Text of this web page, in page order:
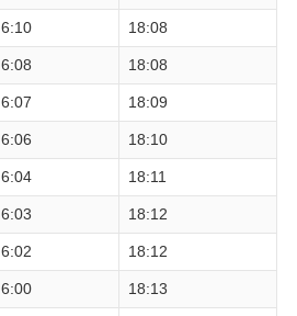
6:10 18:08
6:08 18:08
6:07 18:09
6:06 18:10
6:04 18:11
6:03 18:12
6:02 18:12
6:00 18:13